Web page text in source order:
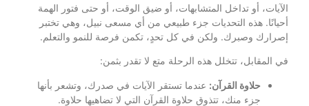
الآيات، أو تداخل المتشابهات، أو ضيق الوقت، أو حتى فتور الهمة
أحيانًا. هذه التحديات جزء طبيعي من أي مسعى نبيل، وهي تختبر
إصرارك وصبرك. ولكن في كل تحدٍ، تكمن فرصة للنمو والتعلم.
في المقابل، تتخلل هذه الرحلة متع لا تقدر بثمن:
حلاوة القرآن: عندما تستقر الآيات في صدرك، وتشعر بأنها
جزء منك، تتذوق حلاوة القرآن التي لا تضاهيها حلاوة.